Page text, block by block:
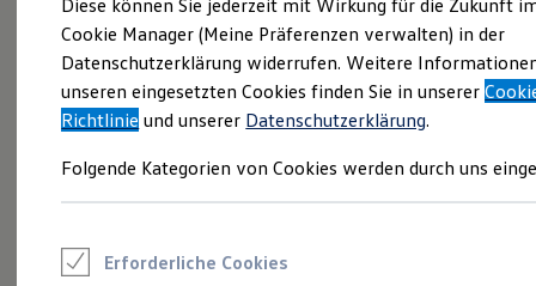
Sportwagen
Schnell verfügbare Fahrzeuge
Angebote und Produkte
Aktuelle Angebote
E-Auto-Förderung
Volkswagen Marktplatz
Junge Gebrauchtwagen und Gebrauchtwagen
Saisonangebote
Diese können Sie jederzeit mit Wirkung für die Zukunft
Cookie Manager (Meine Präferenzen verwalten) in der
Datenschutzerklärung widerrufen. Weitere
unseren eingesetzten Cookies finden Sie in unserer
Richtlinie und unserer Datenschutzerklärung.
Folgende Kategorien von Cookies werden durch uns
Erforderliche Cookies